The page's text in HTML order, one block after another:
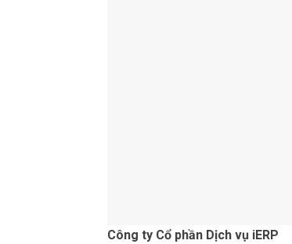
Công ty Cổ phần Dịch vụ iERP